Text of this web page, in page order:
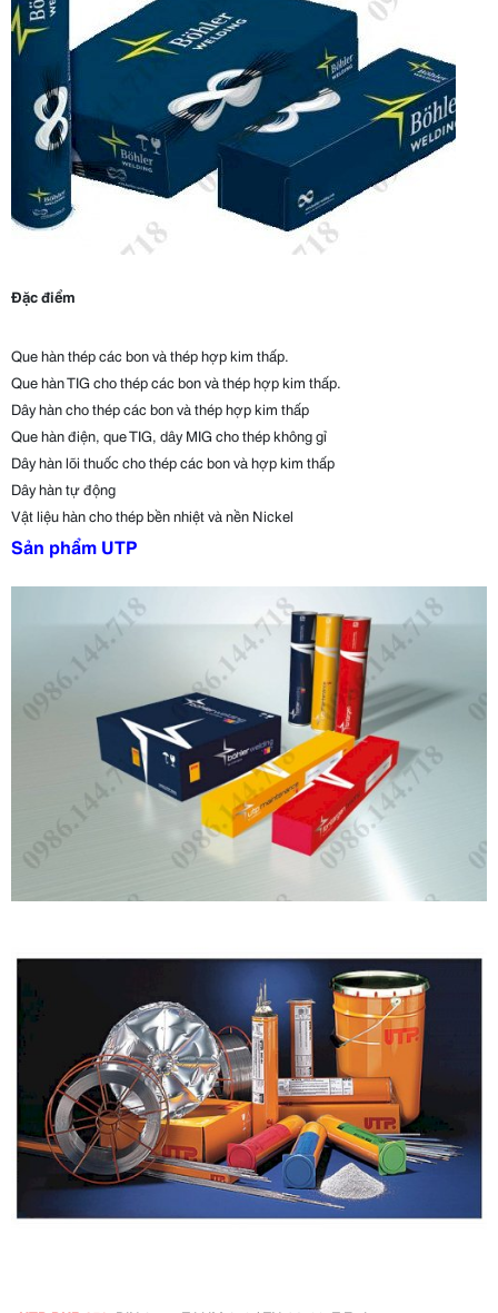
Đặc điểm
Que hàn thép các bon và thép hợp kim thấp.
Que hàn TIG cho thép các bon và thép hợp kim thấp.
Dây hàn cho thép các bon và thép hợp kim thấp
Que hàn điện, que TIG, dây MIG cho thép không gỉ
Dây hàn lõi thuốc cho thép các bon và hợp kim thấp
Dây hàn tự động
Vật liệu hàn cho thép bền nhiệt và nền Nickel
Sản phẩm UTP